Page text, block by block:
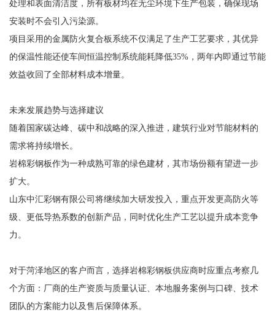
处理和表面清洁度，所有板材均在无尘环境下生产包装，确保现场
安装时不会引入污染源。
项目采用的金属防火复合板系统不仅满足了生产工艺要求，其优异
的保温性能还使车间恒温控制系统能耗降低35%，两年内即通过节能
效益收回了全部材料成本增量。
未来发展趋势与选择建议
随着国家碳达峰、碳中和战略的深入推进，建筑行业对节能材料的
需求将持续增长。
岩棉彩钢板作为一种成熟可靠的绿色建材，其市场份额有望进一步
扩大。
山东中汇彩钢有限公司将继续加大研发投入，重点开发更高防火等
级、更低导热系数的创新产品，同时优化生产工艺以提升成本竞争
力。
对于菏泽地区的客户而言，选择岩棉彩钢板供应商时应重点考察几
个方面：厂商的生产资质与质量认证、本地服务案例与口碑、技术
团队的方案能力以及售后保障体系。